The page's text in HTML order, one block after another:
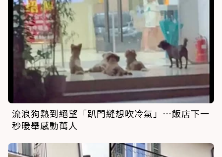
流浪狗熱到絕望「趴門縫想吹冷氣」…飯店下一
秒暖舉感動萬人